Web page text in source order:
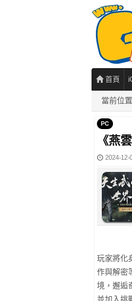
首頁
當前位置
PC
《燕
2024-12-
玩家將化
作與解密
境，邂逅
並加入挑